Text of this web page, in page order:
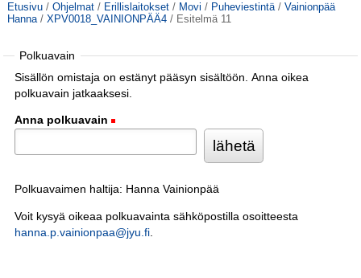
Etusivu / Ohjelmat / Erillislaitokset / Movi / Puheviestintä / Vainionpää
Hanna / XPV0018_VAINIONPÄÄ4 / Esitelmä 11
Polkuavain
Sisällön omistaja on estänyt pääsyn sisältöön. Anna oikea
polkuavain jatkaaksesi.
Anna polkuavain
Polkuavaimen haltija: Hanna Vainionpää
Voit kysyä oikeaa polkuavainta sähköpostilla osoitteesta
hanna.p.vainionpaa@jyu.fi.